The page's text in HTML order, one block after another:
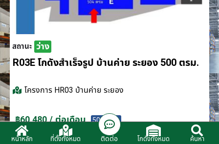
สถานะ ว่าง
R03E โกดังสำเร็จรูป บ้านค่าย ระยอง 500 ตรม.
โครงการ HR03 บ้านค่าย ระยอง
฿60,480 / ต่อเดือน 500 ตรม.
หน้าหลัก ที่ตั้งทั้งหมด ติดต่อ โกดังทั้งหมด ค้นหา